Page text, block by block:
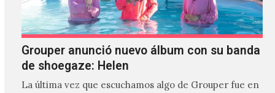
Grouper anunció nuevo álbum con su banda
de shoegaze: Helen
La última vez que escuchamos algo de Grouper fue en